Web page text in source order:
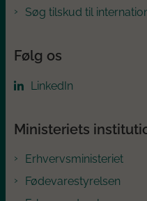
Søg tilskud til
Følg os
LinkedIn
Ministeriets
Erhvervsministeriet
Fødevarestyrelsen